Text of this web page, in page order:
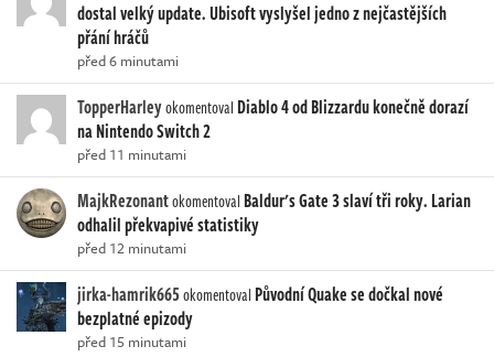
dostal velký update. Ubisoft vyslyšel jedno z nejčastějších
přání hráčů
před 6 minutami
TopperHarleyokomentoval Diablo 4 od Blizzardu konečně dorazí
na Nintendo Switch 2
před 11 minutami
MajkRezonantokomentoval Baldur's Gate 3 slaví tři roky. Larian
odhalil překvapivé statistiky
před 12 minutami
jirka-hamrik665okomentoval Původní Quake se dočkal nové
bezplatné epizody
před 15 minutami